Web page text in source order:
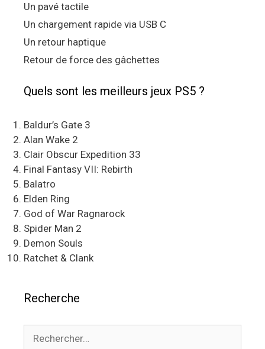
Un pavé tactile
Un chargement rapide via USB C
Un retour haptique
Retour de force des gâchettes
Quels sont les meilleurs jeux PS5 ?
Baldur’s Gate 3
Alan Wake 2
Clair Obscur Expedition 33
Final Fantasy VII: Rebirth
Balatro
Elden Ring
God of War Ragnarock
Spider Man 2
Demon Souls
Ratchet & Clank
Recherche